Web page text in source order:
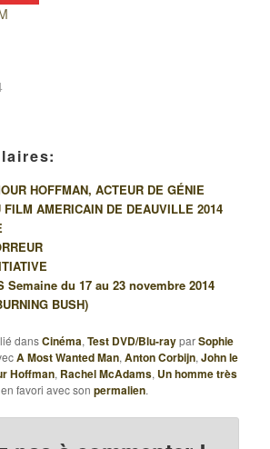
HOFFMAN, ACTEUR DE GÉNIE
FILM AMERICAIN DE DEAUVILLE 2014
Semaine du 17 au 23 novembre 2014
BUSH)
dansCinéma,Test DVD/Blu-rayparSophie
A Most Wanted Man,Anton Corbijn,John le
Hoffman, Rachel McAdams, Un homme très
favori avec sonpermalien.